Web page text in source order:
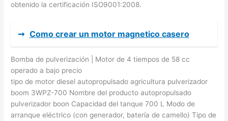
obtenido la certificación ISO9001:2008.
➞ Como crear un motor magnetico casero
Bomba de pulverización | Motor de 4 tiempos de 58 cc
operado a bajo precio
tipo de motor diesel autopropulsado agricultura pulverizador
boom 3WPZ-700 Nombre del producto autopropulsado
pulverizador boon Capacidad del tanque 700 L Modo de
arranque eléctrico (con generador, batería de camello) Tipo de